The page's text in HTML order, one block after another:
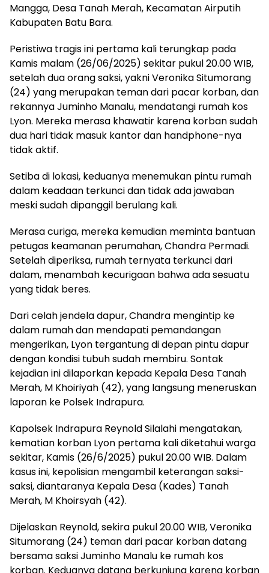
Mangga, Desa Tanah Merah, Kecamatan Airputih
Kabupaten Batu Bara.
Peristiwa tragis ini pertama kali terungkap pada
Kamis malam (26/06/2025) sekitar pukul 20.00 WIB,
setelah dua orang saksi, yakni Veronika Situmorang
(24) yang merupakan teman dari pacar korban, dan
rekannya Juminho Manalu, mendatangi rumah kos
Lyon. Mereka merasa khawatir karena korban sudah
dua hari tidak masuk kantor dan handphone-nya
tidak aktif.
Setiba di lokasi, keduanya menemukan pintu rumah
dalam keadaan terkunci dan tidak ada jawaban
meski sudah dipanggil berulang kali.
Merasa curiga, mereka kemudian meminta bantuan
petugas keamanan perumahan, Chandra Permadi.
Setelah diperiksa, rumah ternyata terkunci dari
dalam, menambah kecurigaan bahwa ada sesuatu
yang tidak beres.
Dari celah jendela dapur, Chandra mengintip ke
dalam rumah dan mendapati pemandangan
mengerikan, Lyon tergantung di depan pintu dapur
dengan kondisi tubuh sudah membiru. Sontak
kejadian ini dilaporkan kepada Kepala Desa Tanah
Merah, M Khoiriyah (42), yang langsung meneruskan
laporan ke Polsek Indrapura.
Kapolsek Indrapura Reynold Silalahi mengatakan,
kematian korban Lyon pertama kali diketahui warga
sekitar, Kamis (26/6/2025) pukul 20.00 WIB. Dalam
kasus ini, kepolisian mengambil keterangan saksi-
saksi, diantaranya Kepala Desa (Kades) Tanah
Merah, M Khoirsyah (42).
Dijelaskan Reynold, sekira pukul 20.00 WIB, Veronika
Situmorang (24) teman dari pacar korban datang
bersama saksi Juminho Manalu ke rumah kos